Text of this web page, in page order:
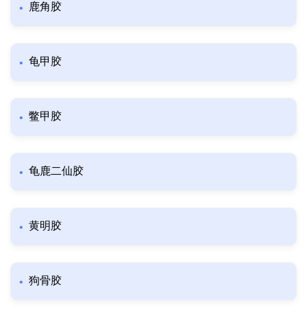
鹿角胶
龟甲胶
鳖甲胶
龟鹿二仙胶
黄明胶
狗骨胶